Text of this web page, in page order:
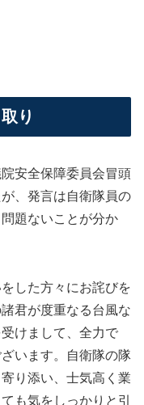
り
安全保障委員会冒頭
、発言は自衛隊員の
題ないことが分か
した方々にお詫びを
君が度重なる台風な
けまして、全力で
います。自衛隊の隊
り添い、士気高く業
も気をしっかりと引